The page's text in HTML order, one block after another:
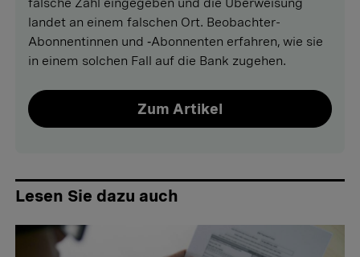
landet an einem falschen Ort. Beobachter-
Abonnentinnen und ‑Abonnenten erfahren, wie sie
in einem solchen Fall auf die Bank zugehen.
Zum Artikel
Lesen Sie dazu auch